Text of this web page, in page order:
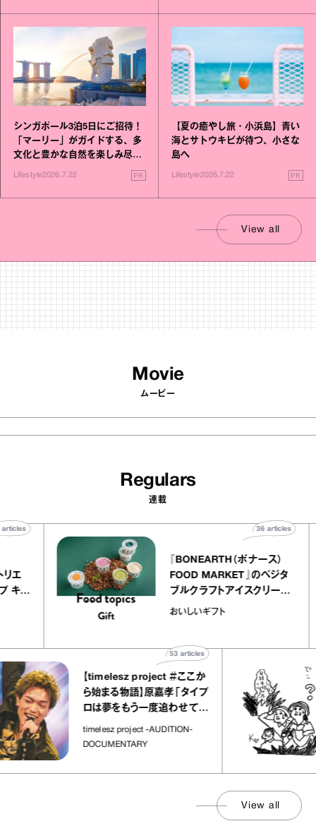
シンガポール3泊5日にご招待！
「マーリー」がガイドする、多
文化と豊かな自然を楽しみ尽く
Lifestyle2026.7.22 PR
【夏の癒やし旅・小浜島】青い
海とサトウキビが待つ、小さな
島へ
Lifestyle2026.7.22 PR
View all
Movie
ムービー
Regulars
連載
ー アトリエ
クレープ キャ
40
『BONEARTH（ボナース
FOOD MARKET』のベジ
ブルクラフトアイスクリ
｜真野知子の「おいしい
おいしいギフト
36
【timelesz project ＃ここか
ら始まる物語】原嘉孝「タイプ
ロは夢をもう一度追わせてく
れた場所」
timelesz project -AUDITION-
DOCUMENTARY
articles
View all